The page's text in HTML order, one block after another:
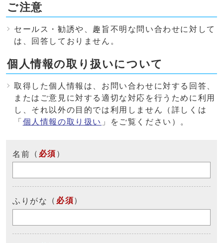
ご注意
セールス・勧誘や、趣旨不明な問い合わせに対して
は、回答しておりません。
個人情報の取り扱いについて
取得した個人情報は、お問い合わせに対する回答、
またはご意見に対する適切な対応を行うために利用
し、それ以外の目的では利用しません（詳しくは
「 個人情報の取り扱い 」をご覧ください）。
名前 （ 必須 ）
ふりがな （ 必須）